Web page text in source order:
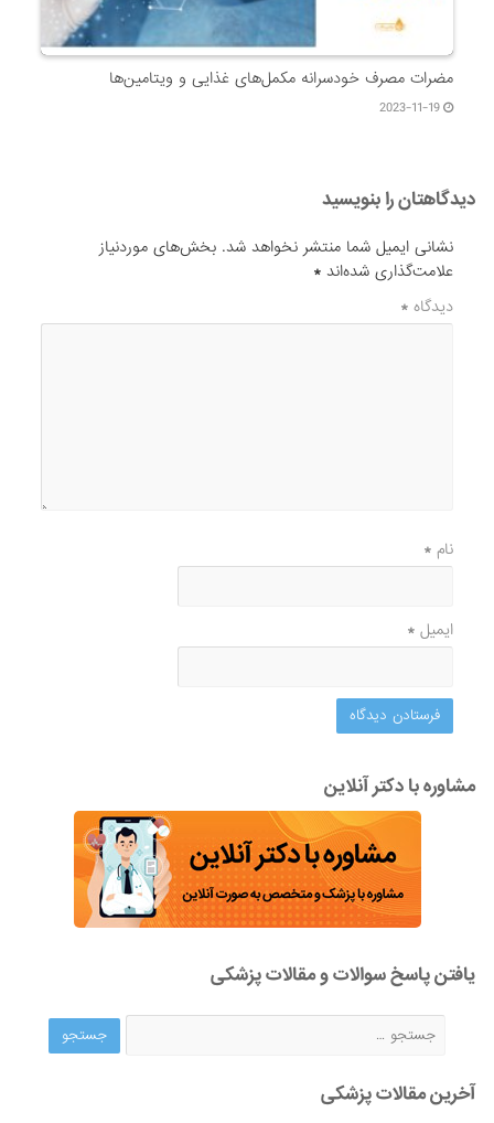
مضرات مصرف خودسرانه مکمل‌های غذایی و ویتامین‌ها
2023-11-19
دیدگاهتان را بنویسید
نشانی ایمیل شما منتشر نخواهد شد. بخش‌های موردنیاز
علامت‌گذاری شده‌اند*
دیدگاه*
نام*
ایمیل*
مشاوره با دکتر آنلاین
یافتن پاسخ سوالات و مقالات پزشکی
آخرین مقالات پزشکی